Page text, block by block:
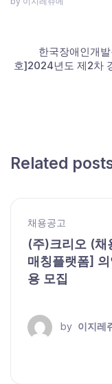
한국장애인개
호]2024년도 제2차
Related
채용공고
(주)크리오 (채
매칭플랫폼]
용 모집
by 이지레